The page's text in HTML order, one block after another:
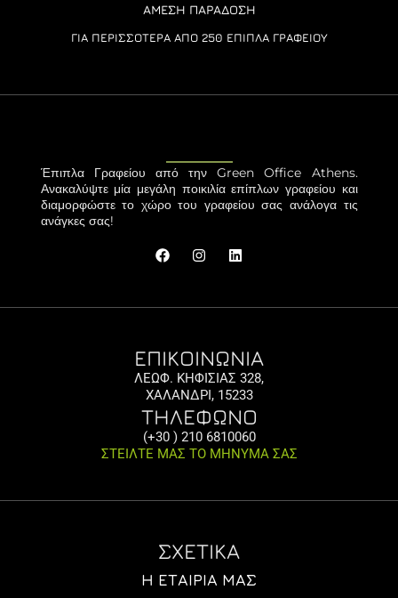
ΆΜΕΣΗ ΠΑΡΆΔΟΣΗ
ΓΙΑ ΠΕΡΙΣΣΌΤΕΡΑ ΑΠΌ 250 ΈΠΙΠΛΑ ΓΡΑΦΕΊΟΥ
Έπιπλα Γραφείου από την Green Office Athens.
Ανακαλύψτε μία μεγάλη ποικιλία επίπλων γραφείου και
διαμορφώστε το χώρο του γραφείου σας ανάλογα τις
ανάγκες σας!
ΕΠΙΚΟΙΝΩΝΙΑ
ΛΕΩΦ. ΚΗΦΙΣΙΑΣ 328,
ΧΑΛΑΝΔΡΙ, 15233
ΤΗΛΕΦΩΝΟ
(+30 ) 210 6810060
ΣΤΕΙΛΤΕ ΜΑΣ ΤΟ ΜΗΝΥΜΑ ΣΑΣ
ΣΧΕΤΙΚΑ
Η ΕΤΑΙΡΊΑ ΜΑΣ